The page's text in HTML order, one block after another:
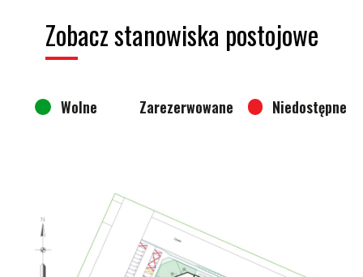
Zobacz stanowiska postojowe
Wolne Zarezerwowane Niedostępne